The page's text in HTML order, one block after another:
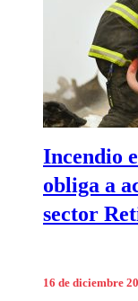
Incendio
obliga a
sector
16 de diciembre